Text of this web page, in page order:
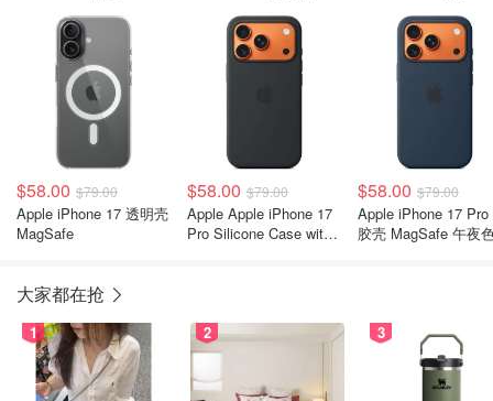
$58.00 $79.00
Apple iPhone 17 透明壳
MagSafe
$58.00 $79.00
Apple Apple iPhone 17
Pro Silicone Case with
$58.00 $79.00
Apple iPhone 17 Pro 硅
胶壳 MagSafe 午夜
大家都在抢
1 2 3